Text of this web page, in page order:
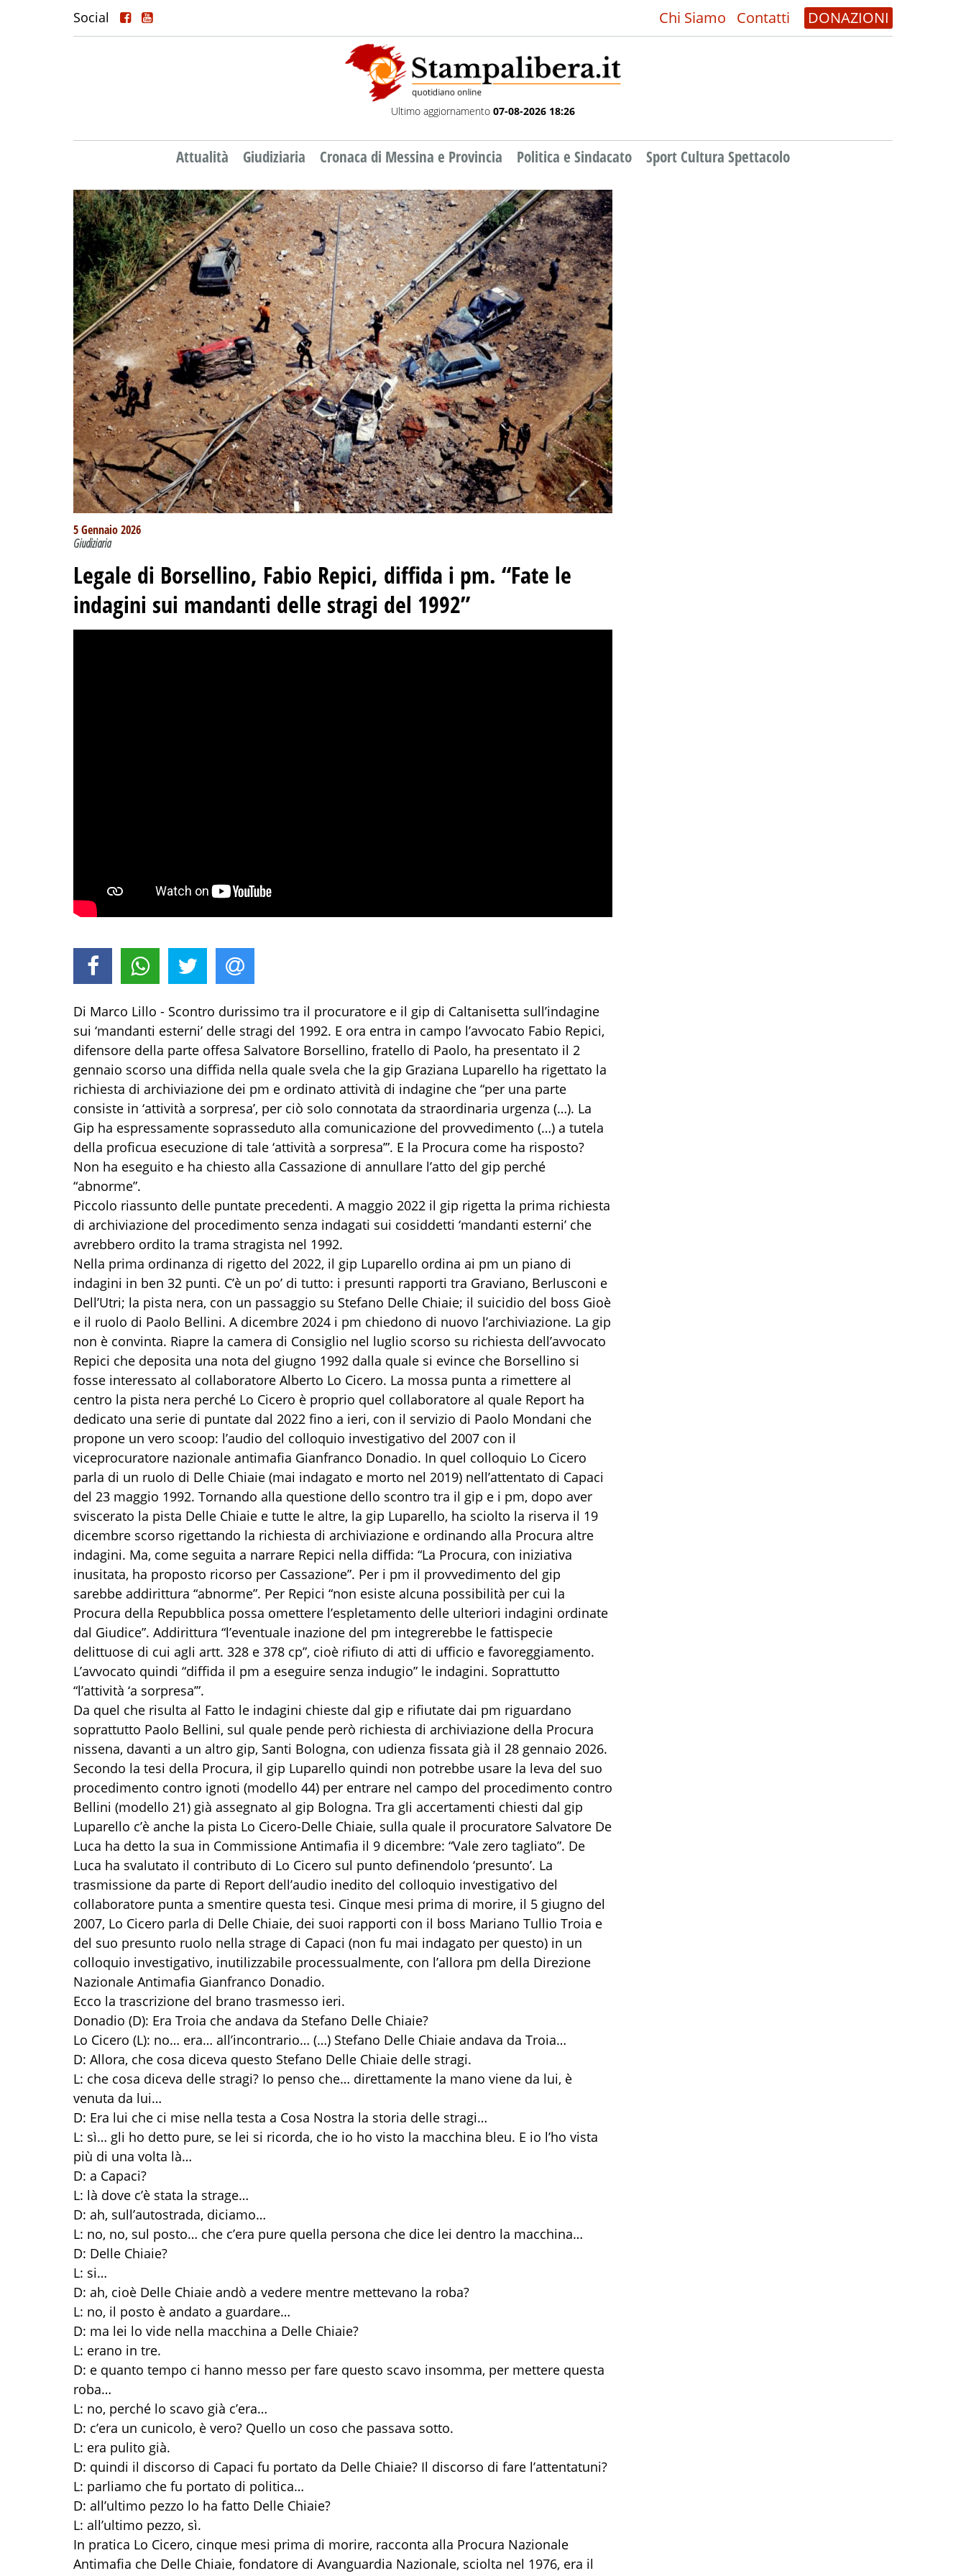
Social Chi Siamo Contatti DONAZIONI
Ultimo aggiornamento 07-08-2026 18:26
Attualità Giudiziaria Cronaca di Messina e Provincia Politica e Sindacato Sport Cultura Spettacolo
5 Gennaio 2026
Giudiziaria
Legale di Borsellino, Fabio Repici, diffida i pm. “Fate le
indagini sui mandanti delle stragi del 1992”
Di Marco Lillo - Scontro durissimo tra il procuratore e il gip di Caltanisetta sull’indagine
sui ‘mandanti esterni’ delle stragi del 1992. E ora entra in campo l’avvocato Fabio Repici,
difensore della parte offesa Salvatore Borsellino, fratello di Paolo, ha presentato il 2
gennaio scorso una diffida nella quale svela che la gip Graziana Luparello ha rigettato la
richiesta di archiviazione dei pm e ordinato attività di indagine che “per una parte
consiste in ‘attività a sorpresa’, per ciò solo connotata da straordinaria urgenza (…). La
Gip ha espressamente soprasseduto alla comunicazione del provvedimento (…) a tutela
della proficua esecuzione di tale ‘attività a sorpresa’”. E la Procura come ha risposto?
Non ha eseguito e ha chiesto alla Cassazione di annullare l’atto del gip perché
“abnorme”.
Piccolo riassunto delle puntate precedenti. A maggio 2022 il gip rigetta la prima richiesta
di archiviazione del procedimento senza indagati sui cosiddetti ‘mandanti esterni’ che
avrebbero ordito la trama stragista nel 1992.
Nella prima ordinanza di rigetto del 2022, il gip Luparello ordina ai pm un piano di
indagini in ben 32 punti. C’è un po’ di tutto: i presunti rapporti tra Graviano, Berlusconi e
Dell’Utri; la pista nera, con un passaggio su Stefano Delle Chiaie; il suicidio del boss Gioè
e il ruolo di Paolo Bellini. A dicembre 2024 i pm chiedono di nuovo l’archiviazione. La gip
non è convinta. Riapre la camera di Consiglio nel luglio scorso su richiesta dell’avvocato
Repici che deposita una nota del giugno 1992 dalla quale si evince che Borsellino si
fosse interessato al collaboratore Alberto Lo Cicero. La mossa punta a rimettere al
centro la pista nera perché Lo Cicero è proprio quel collaboratore al quale Report ha
dedicato una serie di puntate dal 2022 fino a ieri, con il servizio di Paolo Mondani che
propone un vero scoop: l’audio del colloquio investigativo del 2007 con il
viceprocuratore nazionale antimafia Gianfranco Donadio. In quel colloquio Lo Cicero
parla di un ruolo di Delle Chiaie (mai indagato e morto nel 2019) nell’attentato di Capaci
del 23 maggio 1992. Tornando alla questione dello scontro tra il gip e i pm, dopo aver
sviscerato la pista Delle Chiaie e tutte le altre, la gip Luparello, ha sciolto la riserva il 19
dicembre scorso rigettando la richiesta di archiviazione e ordinando alla Procura altre
indagini. Ma, come seguita a narrare Repici nella diffida: “La Procura, con iniziativa
inusitata, ha proposto ricorso per Cassazione”. Per i pm il provvedimento del gip
sarebbe addirittura “abnorme”. Per Repici “non esiste alcuna possibilità per cui la
Procura della Repubblica possa omettere l’espletamento delle ulteriori indagini ordinate
dal Giudice”. Addirittura “l’eventuale inazione del pm integrerebbe le fattispecie
delittuose di cui agli artt. 328 e 378 cp”, cioè rifiuto di atti di ufficio e favoreggiamento.
L’avvocato quindi “diffida il pm a eseguire senza indugio” le indagini. Soprattutto
“l’attività ‘a sorpresa’”.
Da quel che risulta al Fatto le indagini chieste dal gip e rifiutate dai pm riguardano
soprattutto Paolo Bellini, sul quale pende però richiesta di archiviazione della Procura
nissena, davanti a un altro gip, Santi Bologna, con udienza fissata già il 28 gennaio 2026.
Secondo la tesi della Procura, il gip Luparello quindi non potrebbe usare la leva del suo
procedimento contro ignoti (modello 44) per entrare nel campo del procedimento contro
Bellini (modello 21) già assegnato al gip Bologna. Tra gli accertamenti chiesti dal gip
Luparello c’è anche la pista Lo Cicero-Delle Chiaie, sulla quale il procuratore Salvatore De
Luca ha detto la sua in Commissione Antimafia il 9 dicembre: “Vale zero tagliato”. De
Luca ha svalutato il contributo di Lo Cicero sul punto definendolo ‘presunto’. La
trasmissione da parte di Report dell’audio inedito del colloquio investigativo del
collaboratore punta a smentire questa tesi. Cinque mesi prima di morire, il 5 giugno del
2007, Lo Cicero parla di Delle Chiaie, dei suoi rapporti con il boss Mariano Tullio Troia e
del suo presunto ruolo nella strage di Capaci (non fu mai indagato per questo) in un
colloquio investigativo, inutilizzabile processualmente, con l’allora pm della Direzione
Nazionale Antimafia Gianfranco Donadio.
Ecco la trascrizione del brano trasmesso ieri.
Donadio (D): Era Troia che andava da Stefano Delle Chiaie?
Lo Cicero (L): no… era… all’incontrario… (…) Stefano Delle Chiaie andava da Troia…
D: Allora, che cosa diceva questo Stefano Delle Chiaie delle stragi.
L: che cosa diceva delle stragi? Io penso che… direttamente la mano viene da lui, è
venuta da lui…
D: Era lui che ci mise nella testa a Cosa Nostra la storia delle stragi…
L: sì… gli ho detto pure, se lei si ricorda, che io ho visto la macchina bleu. E io l’ho vista
più di una volta là…
D: a Capaci?
L: là dove c’è stata la strage…
D: ah, sull’autostrada, diciamo…
L: no, no, sul posto… che c’era pure quella persona che dice lei dentro la macchina…
D: Delle Chiaie?
L: si…
D: ah, cioè Delle Chiaie andò a vedere mentre mettevano la roba?
L: no, il posto è andato a guardare…
D: ma lei lo vide nella macchina a Delle Chiaie?
L: erano in tre.
D: e quanto tempo ci hanno messo per fare questo scavo insomma, per mettere questa
roba…
L: no, perché lo scavo già c’era…
D: c’era un cunicolo, è vero? Quello un coso che passava sotto.
L: era pulito già.
D: quindi il discorso di Capaci fu portato da Delle Chiaie? Il discorso di fare l’attentatuni?
L: parliamo che fu portato di politica…
D: all’ultimo pezzo lo ha fatto Delle Chiaie?
L: all’ultimo pezzo, sì.
In pratica Lo Cicero, cinque mesi prima di morire, racconta alla Procura Nazionale
Antimafia che Delle Chiaie, fondatore di Avanguardia Nazionale, sciolta nel 1976, era il